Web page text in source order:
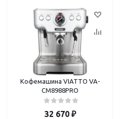
Кофемашина VIATTO VA-
CM8988PRO
32 670₽